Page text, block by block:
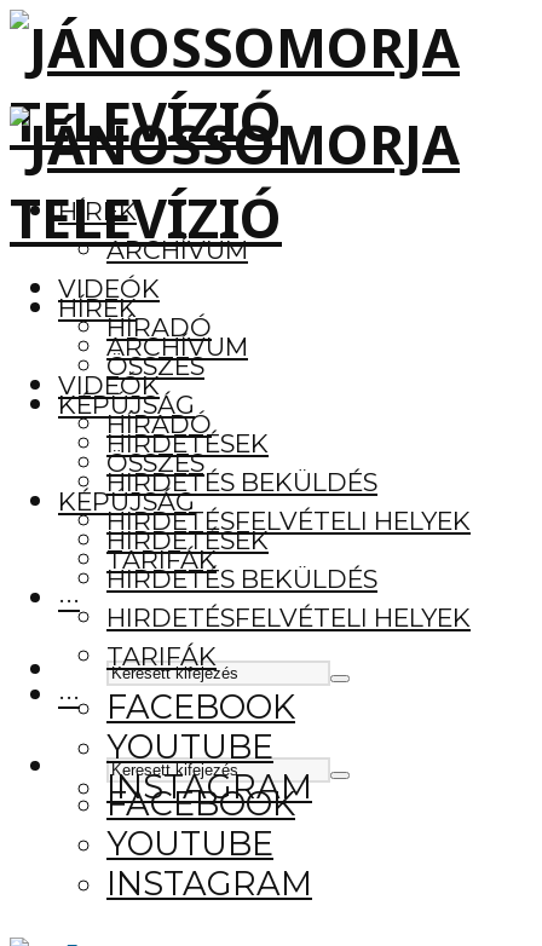
HÍREK
ARCHÍVUM
VIDEÓK
HÍRADÓ
ÖSSZES
KÉPÚJSÁG
HIRDETÉSEK
HIRDETÉS BEKÜLDÉS
HIRDETÉSFELVÉTELI HELYEK
TARIFÁK
···
FACEBOOK
YOUTUBE
INSTAGRAM
HÍREK
ARCHÍVUM
VIDEÓK
HÍRADÓ
ÖSSZES
KÉPÚJSÁG
HIRDETÉSEK
HIRDETÉS BEKÜLDÉS
HIRDETÉSFELVÉTELI HELYEK
TARIFÁK
···
FACEBOOK
YOUTUBE
INSTAGRAM